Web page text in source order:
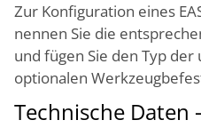
Zur Konfiguration eines
nennen Sie die
und fügen Sie den Typ
optionalen
Technische Daten